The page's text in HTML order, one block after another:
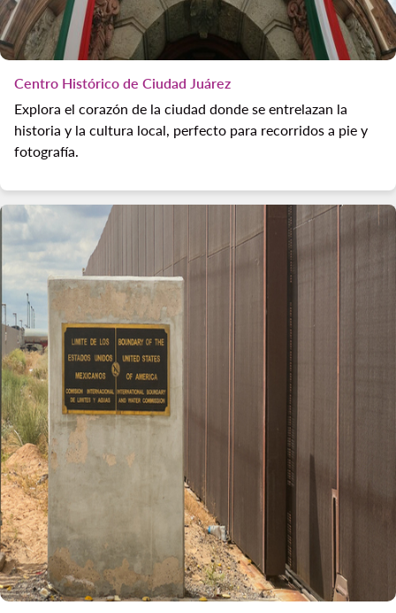
Centro Histórico de Ciudad Juárez
Explora el corazón de la ciudad donde se entrelazan la
historia y la cultura local, perfecto para recorridos a pie y
fotografía.